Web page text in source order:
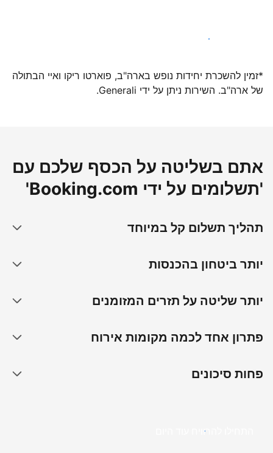
הצטרפו אלינו עוד היום
*זמין להשכרת יחידות נופש בארה"ב, פוארטו ריקו ואיי הבתולה
של ארה"ב. השירות ניתן על ידי Generali.
אתם בשליטה על הכסף שלכם עם
'תשלומים על ידי Booking.com'
תהליך תשלום קל במיוחד
יותר ביטחון בהכנסות
יותר שליטה על תזרים המזומנים
פתרון אחד לכמה מקומות אירוח
פחות סיכונים
התחילו להרוויח עוד היום